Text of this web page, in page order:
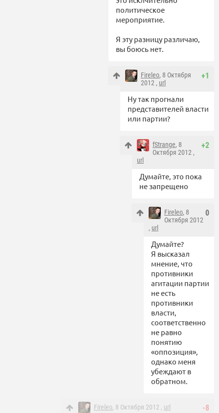
политическое
мероприятие.
Я эту разницу различаю,
вы боюсь нет.
+1
Fireleo, 8 Октября
2012 , url
Ну так прогнали
представителей власти
или партии?
+2
fStrange, 8
Октября 2012 ,
url
Думайте, это пока
не запрещено
0
Fireleo, 8
Октября 2012
, url
Думайте?
Я высказал
мнение, что
противники
агитации партии
не есть
противники
власти,
соответственно
не равно
понятию
«оппозиция»,
однако меня
убеждают в
обратном.
-8
Fireleo, 8 Октября 2012 , url